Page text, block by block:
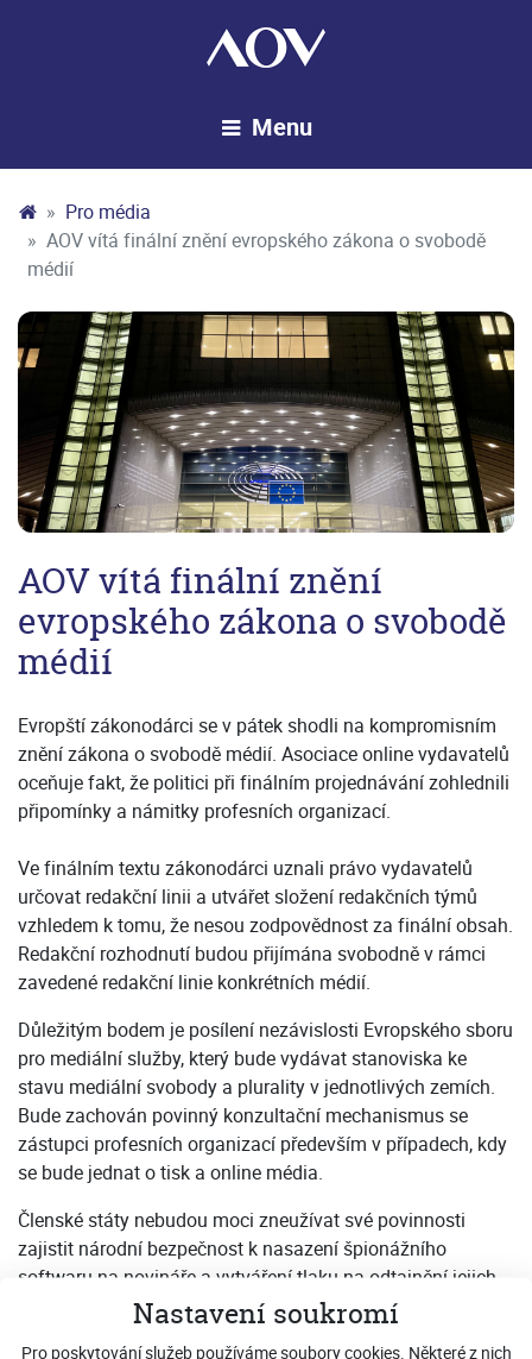
Nastavení soukromí
Pro poskytování služeb používáme soubory cookies. Některé z nich
Pro média
AOV vítá finální znění evropského zákona o svobodě
médií
AOV vítá finální znění
evropského zákona o svobodě
médií
Evropští zákonodárci se v pátek shodli na kompromisním
znění zákona o svobodě médií. Asociace online vydavatelů
oceňuje fakt, že politici při finálním projednávání zohlednili
připomínky a námitky profesních organizací.
Ve finálním textu zákonodárci uznali právo vydavatelů
určovat redakční linii a utvářet složení redakčních týmů
vzhledem k tomu, že nesou zodpovědnost za finální obsah.
Redakční rozhodnutí budou přijímána svobodně v rámci
zavedené redakční linie konkrétních médií.
Důležitým bodem je posílení nezávislosti Evropského sboru
pro mediální služby, který bude vydávat stanoviska ke
stavu mediální svobody a plurality v jednotlivých zemích.
Bude zachován povinný konzultační mechanismus se
zástupci profesních organizací především v případech, kdy
se bude jednat o tisk a online média.
Členské státy nebudou moci zneužívat své povinnosti
zajistit národní bezpečnost k nasazení špionážního
softwaru na novináře a vytváření tlaku na odtajnění jejich
informačních zdrojů.
Velké platformy jako Google či Facebook nebudou moci